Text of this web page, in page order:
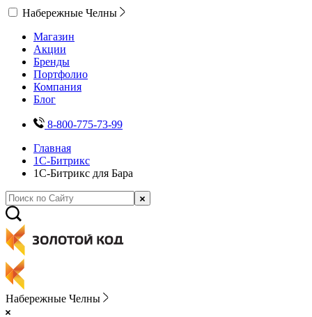
Набережные Челны
Магазин
Акции
Бренды
Портфолио
Компания
Блог
8-800-775-73-99
Главная
1С-Битрикс
1С-Битрикс для Бара
Набережные Челны